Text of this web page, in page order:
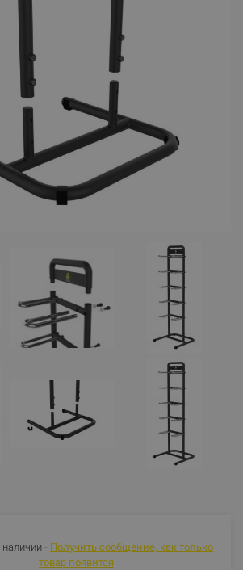
- Получить сообщение, как только
товар появится